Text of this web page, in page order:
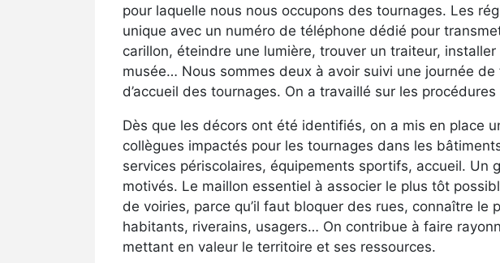
pour laquelle nous nous occupons des tournages. Les
unique avec un numéro de téléphone dédié pour
carillon, éteindre une lumière, trouver un traiteur,
musée… Nous sommes deux à avoir suivi une journée
d’accueil des tournages. On a travaillé sur les
Dès que les décors ont été identifiés, on a mis en place
collègues impactés pour les tournages dans les
services périscolaires, équipements sportifs, accueil. Un
motivés. Le maillon essentiel à associer le plus tôt
de voiries, parce qu’il faut bloquer des rues, connaître le
habitants, riverains, usagers… On contribue à faire
mettant en valeur le territoire et ses ressources.